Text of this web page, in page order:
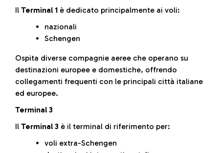
Il Terminal 1 è dedicato principalmente ai voli:
nazionali
Schengen
Ospita diverse compagnie aeree che operano su
destinazioni europee e domestiche, offrendo
collegamenti frequenti con le principali città italiane
ed europee.
Terminal 3
Il Terminal 3 è il terminal di riferimento per:
voli extra-Schengen